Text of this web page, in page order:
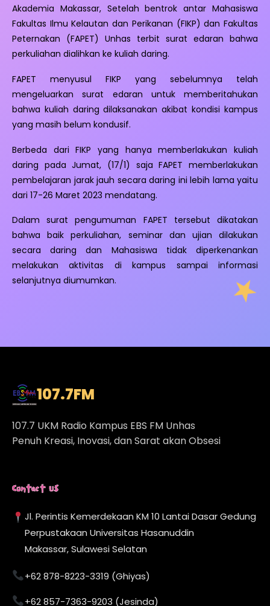
Akademia Makassar, Setelah bentrok antar Mahasiswa
Fakultas Ilmu Kelautan dan Perikanan (FIKP) dan Fakultas
Peternakan (FAPET) Unhas terbit surat edaran bahwa
perkuliahan dialihkan ke kuliah daring.
FAPET menyusul FIKP yang sebelumnya telah
mengeluarkan surat edaran untuk memberitahukan
bahwa kuliah daring dilaksanakan akibat kondisi kampus
yang masih belum kondusif.
Berbeda dari FIKP yang hanya memberlakukan kuliah
daring pada Jumat, (17/1) saja FAPET memberlakukan
pembelajaran jarak jauh secara daring ini lebih lama yaitu
dari 17-26 Maret 2023 mendatang.
Dalam surat pengumuman FAPET tersebut dikatakan
bahwa baik perkuliahan, seminar dan ujian dilakukan
secara daring dan Mahasiswa tidak diperkenankan
melakukan aktivitas di kampus sampai informasi
selanjutnya diumumkan.
107.7FM
107.7 UKM Radio Kampus EBS FM Unhas
Penuh Kreasi, Inovasi, dan Sarat akan Obsesi
Contact Us
Jl. Perintis Kemerdekaan KM 10 Lantai Dasar Gedung
Perpustakaan Universitas Hasanuddin
Makassar, Sulawesi Selatan
+62 878-8223-3319 (Ghiyas)
+62 857-7363-9203 (Jesinda)